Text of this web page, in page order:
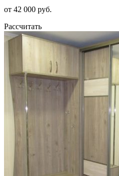
от 42 000 руб.
Рассчитать